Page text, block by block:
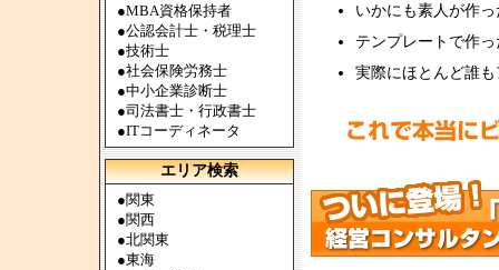
●MBA資格保持者
●公認会計士・税理士
●技術士
●社会保険労務士
●中小企業診断士
●司法書士・行政書士
●ITコーディネータ
エリア検索
●関東
●関西
●北関東
●東海
いかにも素人が作
テンプレートで作
実際にほとんど誰